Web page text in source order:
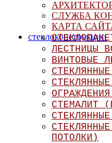
СЛУЖБА
КАРТА
стеклоконструкции
ЛЕСТНИЦЫ
ВИНТОВЫЕ
СТЕМАЛИТ
ПОТОЛКИ)